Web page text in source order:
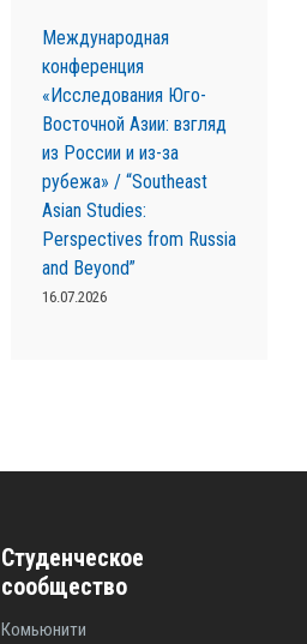
Международная
конференция
«Исследования Юго-
Восточной Азии: взгляд
из России и из-за
рубежа» / “Southeast
Asian Studies:
Perspectives from Russia
and Beyond”
16.07.2026
Студенческое
сообщество
Комьюнити